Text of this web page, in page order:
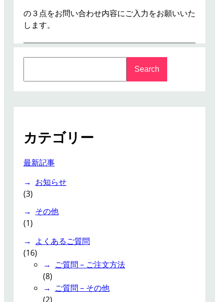
の３点をお問い合わせ内容にご入力をお願いいた
します。
c
Search
カテゴリー
最新記事
お知らせ
(3)
その他
(1)
よくあるご質問
(16)
ご質問 – ご注文方法
(8)
ご質問 – その他
(2)